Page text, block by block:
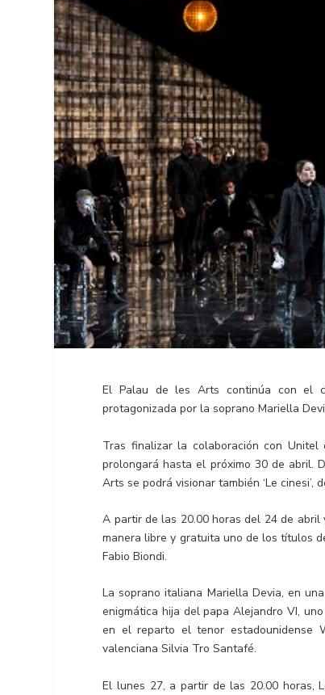
El Palau de les Arts continúa con el
protagonizada por la soprano Mariella
Tras finalizar la colaboración con Unitel
prolongará hasta el próximo 30 de abril.
Arts se podrá visionar también ‘Le cinesi’,
A partir de las 20.00 horas del 24 de
manera libre y gratuita uno de los títulos
Fabio Biondi.
La soprano italiana Mariella Devia, en
enigmática hija del papa Alejandro VI,
en el reparto el tenor estadounidense
valenciana Silvia Tro Santafé.
El lunes 27, a partir de las 20.00 horas,